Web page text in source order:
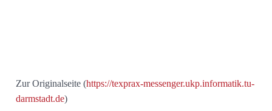
Zur Originalseite (https://texprax-messenger.ukp.informatik.tu-
darmstadt.de)